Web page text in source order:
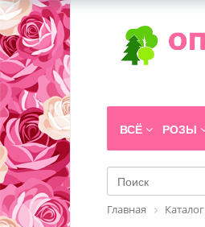
ВСЁ РОЗЫ
Главная Каталог